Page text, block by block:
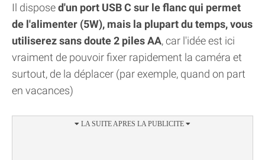
Il disposed'un port USB C sur le flanc qui permet
de l'alimenter (5W), mais la plupart du temps, vous
utiliserez sans doute 2 piles AA, car l'idée est ici
vraiment de pouvoir fixer rapidement la caméra et
surtout, de la déplacer (par exemple, quand on part
en vacances)